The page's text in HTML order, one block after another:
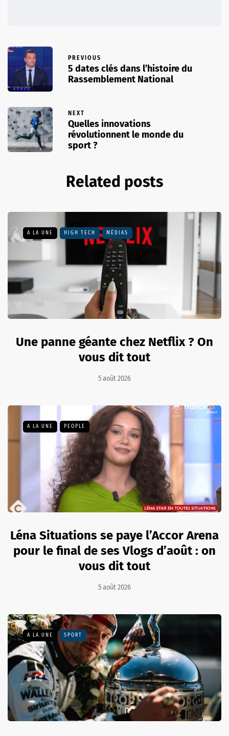
PREVIOUS
5 dates clés dans l’histoire du
Rassemblement National
NEXT
Quelles innovations
révolutionnent le monde du
sport ?
Related posts
A LA UNE HIGH TECH MÉDIAS
Une panne géante chez Netflix ? On
vous dit tout
5 août 2026
A LA UNE PEOPLE
Léna Situations se paye l’Accor Arena
pour le final de ses Vlogs d’août : on
vous dit tout
5 août 2026
A LA UNE SPORT